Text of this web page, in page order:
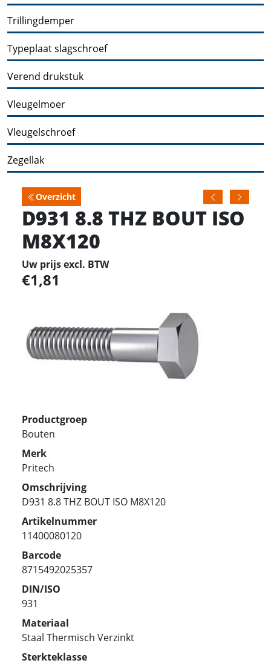
Trillingdemper
Typeplaat slagschroef
Verend drukstuk
Vleugelmoer
Vleugelschroef
Zegellak
Overzicht
D931 8.8 THZ BOUT ISO
M8X120
Uw prijs excl. BTW
1,81
Productgroep
Bouten
Merk
Pritech
Omschrijving
D931 8.8 THZ BOUT ISO M8X120
Artikelnummer
11400080120
Barcode
8715492025357
DIN/ISO
931
Materiaal
Staal Thermisch Verzinkt
Sterkteklasse